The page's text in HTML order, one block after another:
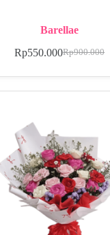
Barellae
Rp900.000
Rp550.000